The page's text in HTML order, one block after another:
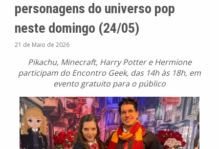
personagens do universo pop
neste domingo (24/05)
21 de Maio de 2026
Pikachu, Minecraft, Harry Potter e Hermione
participam do Encontro Geek, das 14h às 18h, em
evento gratuito para o público